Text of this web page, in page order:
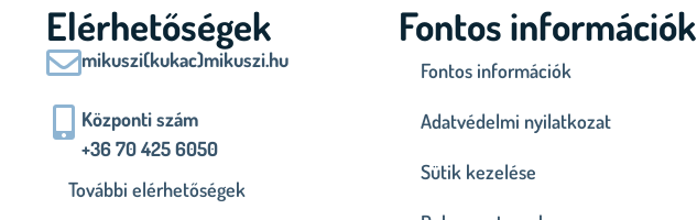
Elérhetőségek
mikuszi(kukac)mikuszi.hu
Központi szám
+36 70 425 6050
További elérhetőségek
Fontos információk
Fontos információk
Adatvédelmi nyilatkozat
Sütik kezelése